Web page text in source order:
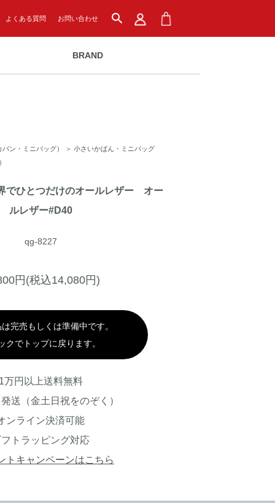
よくある質問 お問い合わせ search
BRAND
ン・ミニバッグ） ＞ 小さいかばん・ミニバッグ
でひとつだけのオールレザー オー
ルレザー#D40
qg-8227
円(税込14,080円)
完売もしくは準備中です。
クでトップに戻ります。
万円以上送料無料
送（金土日祝をのぞく）
ンライン決済可能
トラッピング対応
トキャンペーンはこちら